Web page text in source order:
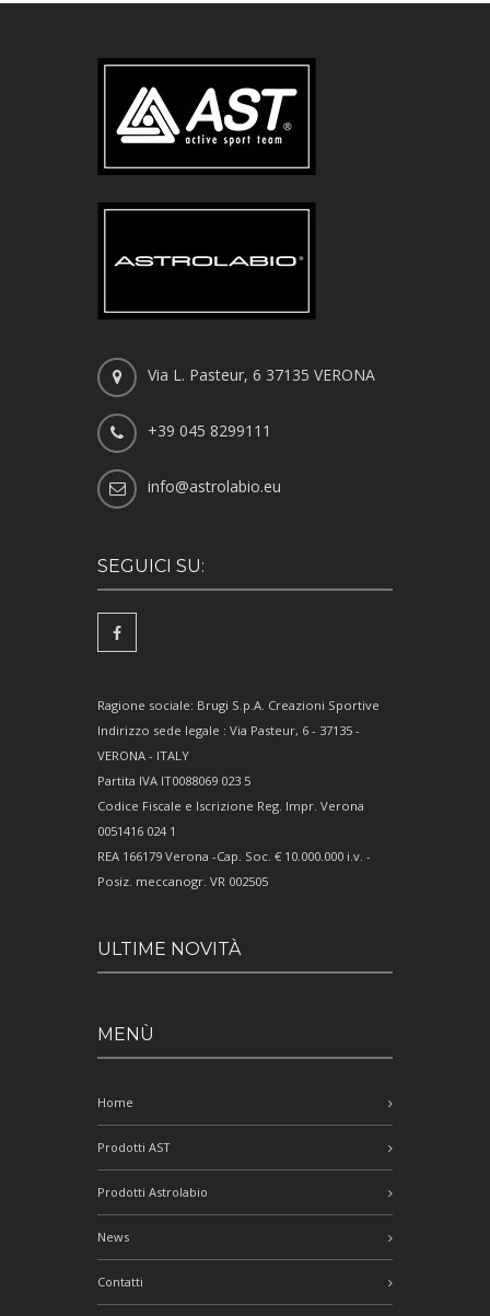
Via L. Pasteur, 6 37135 VERONA
+39 045 8299111
info@astrolabio.eu
SEGUICI SU:
Ragione sociale: Brugi S.p.A. Creazioni Sportive
Indirizzo sede legale : Via Pasteur, 6 - 37135 -
VERONA - ITALY
Partita IVA IT0088069 023 5
Codice Fiscale e Iscrizione Reg. Impr. Verona
0051416 024 1
REA 166179 Verona -Cap. Soc. € 10.000.000 i.v. -
Posiz. meccanogr. VR 002505
ULTIME NOVITÀ
MENÙ
Home
Prodotti AST
Prodotti Astrolabio
News
Contatti